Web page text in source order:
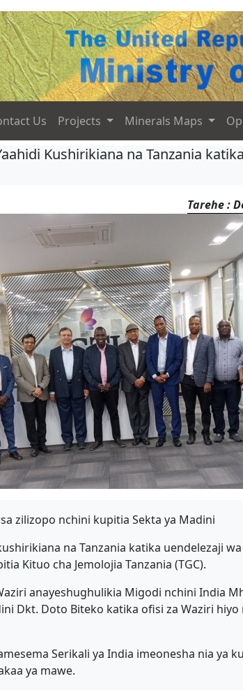
Us Projects Minerals Maps
Kushirikiana na Tanzania
Tarehe :
zilizopo nchini kupitia Sekta ya Madini
na Tanzania katika uendelezaji
Kituo cha Jemolojia Tanzania (TGC).
anayeshughulikia Migodi nchini India
Dkt. Doto Biteko katika ofisi za Waziri
Serikali ya India imeonesha nia ya
ya mawe.